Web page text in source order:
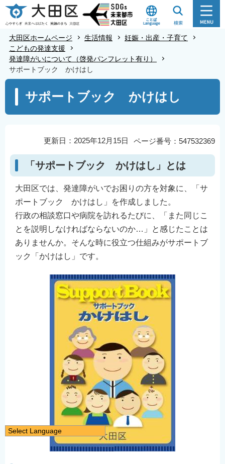
こ
の
で
大田区ホームページ 生活情報
妊娠・出産・子育て
こどもの発達支援
発達障がいについて（啓発パンフレット有り）
サポートブック かけはし
こ
ら
サポートブック かけはし
ページ番号：547532369
更新日：2025年12月15日
「サポートブック かけはし」とは
大田区では、発達障がいでお困りの方を対象に、「サ
ポートブック かけはし」を作成しました。
行政の相談窓口や病院を訪れるたびに、「また同じこ
とを説明しなければならないのか…」と感じたことは
ありませんか。そんな時に役立つ仕組みがサポートブ
ック「かけはし」です。
Select Language